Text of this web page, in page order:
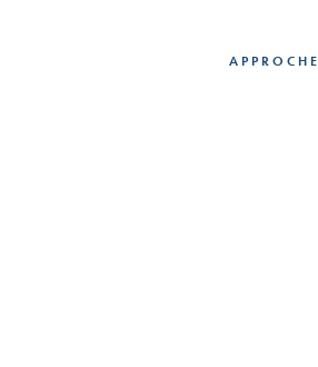
APPROCHE